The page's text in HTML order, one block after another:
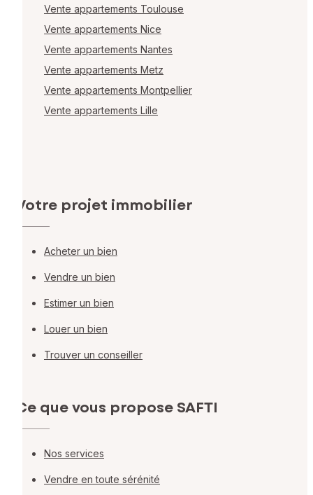
Vente appartements Toulouse
Vente appartements Nice
Vente appartements Nantes
Vente appartements Metz
Vente appartements Montpellier
Vente appartements Lille
Votre projet immobilier
Acheter un bien
Vendre un bien
Estimer un bien
Louer un bien
Trouver un conseiller
Ce que vous propose SAFTI
Nos services
Vendre en toute sérénité